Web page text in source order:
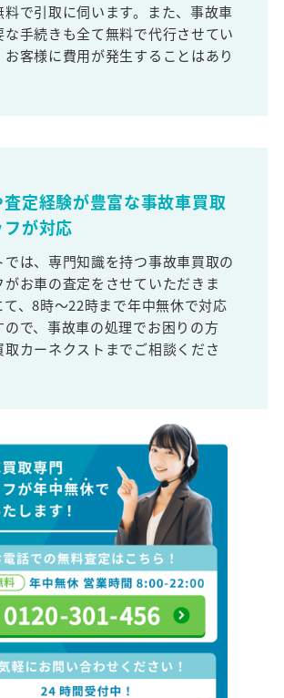
料で引取に伺います。また、事故車
な手続きも全て無料で代行させてい
お客様に費用が発生することはあり
定経験が豊富な事故車買取
が対応
では、専門知識を持つ事故車買取の
お車の査定をさせていただきま
て、8時～22時まで年中無休で対応
ので、事故車の処理でお困りの方
取カーネクストまでご相談くださ